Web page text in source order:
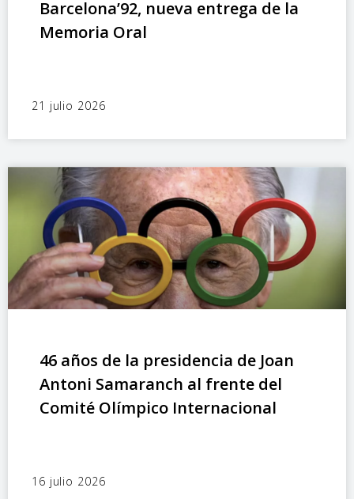
Barcelona’92, nueva entrega de la
Memoria Oral
21 julio 2026
46 años de la presidencia de Joan
Antoni Samaranch al frente del
Comité Olímpico Internacional
16 julio 2026